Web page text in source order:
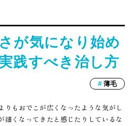
が気になり始め
践すべき治し方
薄毛
りもおでこが広くなったような気がし
細くなってきたと感じたりしているな